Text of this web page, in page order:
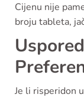
Cijenu nije
broju tableta,
Je li risperidon